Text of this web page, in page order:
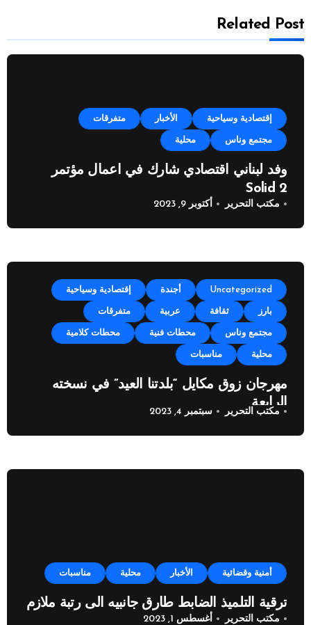
Related Post
إقتصادية وسياحية الأخبار متفرقات
مجتمع وناس محلية
وفد لبناني اقتصادي شارك في اعمال مؤتمر
Solid 2
مكتب التحرير أكتوبر 9, 2023
Uncategorized أجندة إقتصادية وسياحية
بارز ثقافة عربية متفرقات
مجتمع وناس محطات فنية محطات كلامية
محلية مناسبات
مهرجان زوق مكايل “بلدتنا العيد” في نسخته
الرابعة
مكتب التحرير سبتمبر 4, 2023
أمنية وقضائية الأخبار محلية مناسبات
ترقية التلميذ الضابط طارق جانبيه الى رتبة ملازم
مكتب التحرير أغسطس 1, 2023